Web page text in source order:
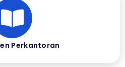
Perkantoran